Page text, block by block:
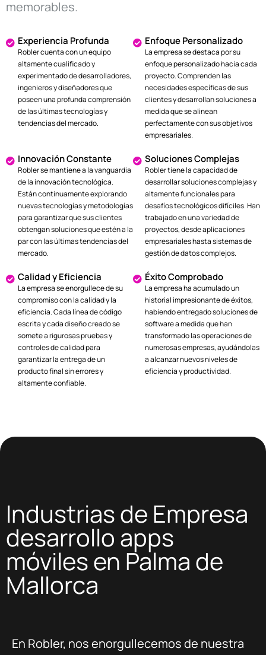
memorables.
Experiencia Profunda
Robler cuenta con un equipo
altamente cualificado y
experimentado de desarrolladores,
ingenieros y diseñadores que
poseen una profunda comprensión
de las últimas tecnologías y
tendencias del mercado.
Enfoque Personalizado
La empresa se destaca por su
enfoque personalizado hacia cada
proyecto. Comprenden las
necesidades específicas de sus
clientes y desarrollan soluciones a
medida que se alinean
perfectamente con sus objetivos
empresariales.
Innovación Constante
Robler se mantiene a la vanguardia
de la innovación tecnológica.
Están continuamente explorando
nuevas tecnologías y metodologías
para garantizar que sus clientes
obtengan soluciones que estén a la
par con las últimas tendencias del
mercado.
Soluciones Complejas
Robler tiene la capacidad de
desarrollar soluciones complejas y
altamente funcionales para
desafíos tecnológicos difíciles. Han
trabajado en una variedad de
proyectos, desde aplicaciones
empresariales hasta sistemas de
gestión de datos complejos.
Calidad y Eficiencia
La empresa se enorgullece de su
compromiso con la calidad y la
eficiencia. Cada línea de código
escrita y cada diseño creado se
somete a rigurosas pruebas y
controles de calidad para
garantizar la entrega de un
producto final sin errores y
altamente confiable.
Éxito Comprobado
La empresa ha acumulado un
historial impresionante de éxitos,
habiendo entregado soluciones de
software a medida que han
transformado las operaciones de
numerosas empresas, ayudándolas
a alcanzar nuevos niveles de
eficiencia y productividad.
Industrias de Empresa
desarrollo apps
móviles en Palma de
Mallorca
En Robler, nos enorgullecemos de nuestra